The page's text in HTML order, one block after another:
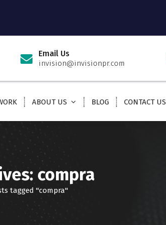
Email Us
invision@invisionpr.com
ABOUT US BLOG CONTACT US
compra
tagged "compra"